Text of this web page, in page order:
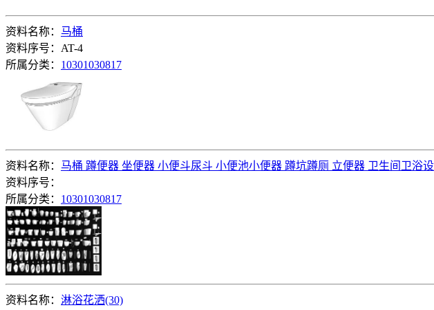
资料名称： 马桶
资料序号：AT-4
所属分类： 10301030817
资料名称： 马桶 蹲便器 坐便器 小便斗尿斗 小便池小便器 蹲坑蹲厕 立便器 卫生间卫浴
资料序号：
所属分类： 10301030817
资料名称： 淋浴花洒(30)